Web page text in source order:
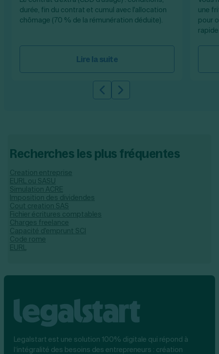
durée, fin du contrat et cumul avec l'allocation
chômage (70 % de la rémunération déduite).
Lire la suite
une
pour
Slide précédente
Slide suivante
Recherches les plus fréquentes
Creation entreprise
EURL ou SASU
Simulation ACRE
Imposition des dividendes
Cout creation SAS
Fichier écritures comptables
Charges freelance
Capacité d'emprunt SCI
Code rome
EURL
Legalstart est une solution 100% digitale qui répond à
l’intégralité des besoins des entrepreneurs : création